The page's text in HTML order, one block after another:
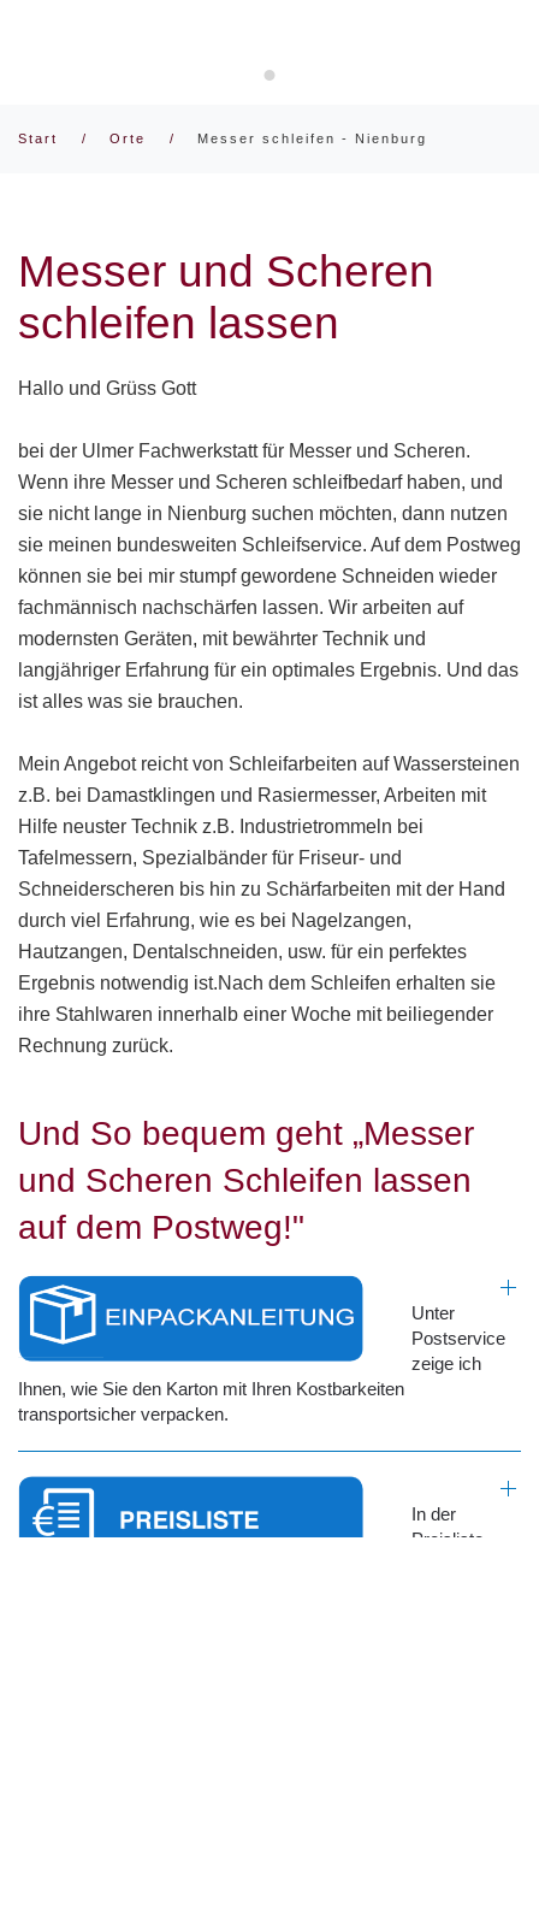
Start Orte Messer schleifen - Nienburg
Messer und Scheren
schleifen lassen
Hallo und Grüss Gott
bei der Ulmer Fachwerkstatt für Messer und Scheren.
Wenn ihre Messer und Scheren schleifbedarf haben, und
sie nicht lange in Nienburg suchen möchten, dann nutzen
sie meinen bundesweiten Schleifservice. Auf dem Postweg
können sie bei mir stumpf gewordene Schneiden wieder
fachmännisch nachschärfen lassen. Wir arbeiten auf
modernsten Geräten, mit bewährter Technik und
langjähriger Erfahrung für ein optimales Ergebnis. Und das
ist alles was sie brauchen.
Mein Angebot reicht von Schleifarbeiten auf Wassersteinen
z.B. bei Damastklingen und Rasiermesser, Arbeiten mit
Hilfe neuster Technik z.B. Industrietrommeln bei
Tafelmessern, Spezialbänder für Friseur- und
Schneiderscheren bis hin zu Schärfarbeiten mit der Hand
durch viel Erfahrung, wie es bei Nagelzangen,
Hautzangen, Dentalschneiden, usw. für ein perfektes
Ergebnis notwendig ist.Nach dem Schleifen erhalten sie
ihre Stahlwaren innerhalb einer Woche mit beiliegender
Rechnung zurück.
Und So bequem geht „Messer
und Scheren Schleifen lassen
auf dem Postweg!"
Unter
Postservice
zeige ich
Ihnen, wie Sie den Karton mit Ihren Kostbarkeiten
transportsicher verpacken.
In der
Preisliste